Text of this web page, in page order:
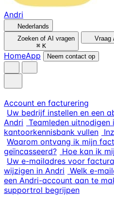
Andri
Nederlands
Zoeken of AI vragen
⌘ K
Vraag
HomeApp Neem contact op
Account en facturering
Uw bedrijf instellen en een
Andri Teamleden uitnodigen
kantoorkennisbank vullen
Waarom ontvang ik mijn
geïncasseerd? Hoe kan ik
Uw e-mailadres voor
wijzigen in Andri Welk e-
een Andri-account aan te
supportrol begrijpen